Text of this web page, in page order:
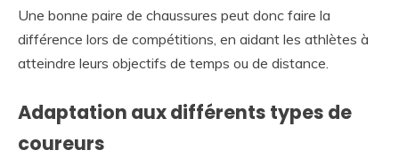
Une bonne paire de chaussures peut donc faire la
différence lors de compétitions, en aidant les athlètes à
atteindre leurs objectifs de temps ou de distance.
Adaptation aux différents types de
coureurs